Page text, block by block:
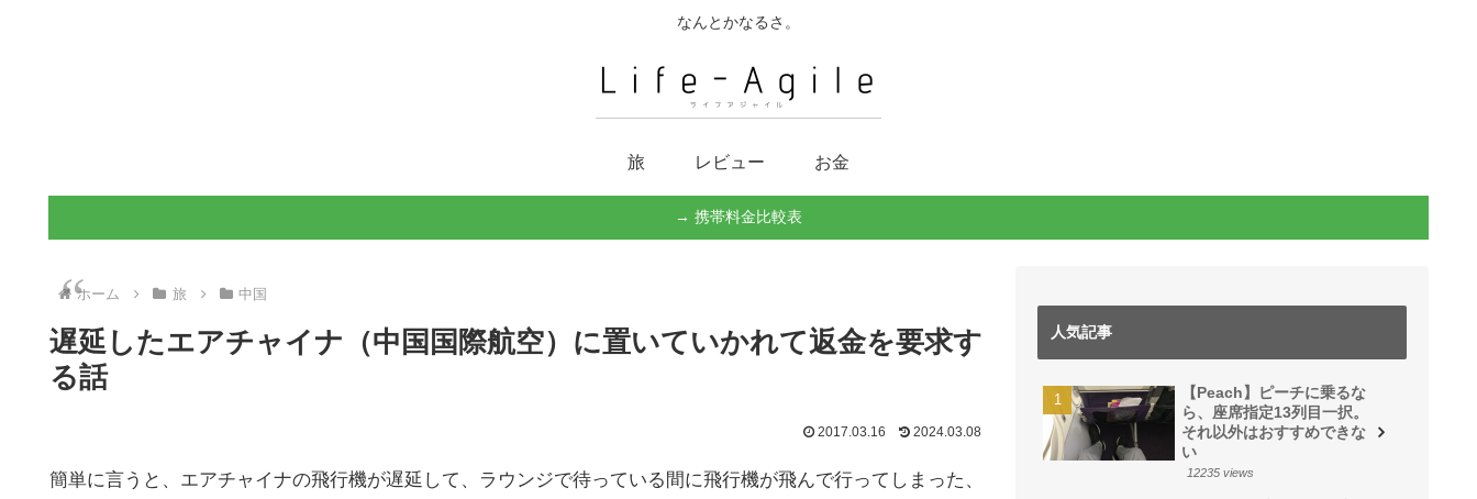
なんとかなるさ。
旅 レビュー お金
→ 携帯料金比較表
ホーム 旅 中国
遅延したエアチャイナ（中国国際航空）に置いていかれて返金を要求す
る話
2017.03.16 2024.03.08
簡単に言うと、エアチャイナの飛行機が遅延して、ラウンジで待っている間に飛行機が飛んで行ってしまった、
人気記事
【Peach】ピーチに乗るな
ら、座席指定13列目一択。
それ以外はおすすめできな
い
12235 views